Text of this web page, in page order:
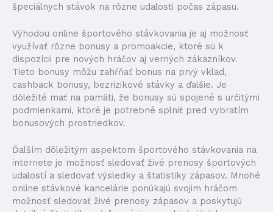
špeciálnych stávok na rôzne udalosti počas zápasu.
Výhodou online športového stávkovania je aj možnosť
využívať rôzne bonusy a promoakcie, ktoré sú k
dispozícii pre nových hráčov aj verných zákazníkov.
Tieto bonusy môžu zahŕňať bonus na prvý vklad,
cashback bonusy, bezrizikové stávky a ďalšie. Je
dôležité mať na pamäti, že bonusy sú spojené s určitými
podmienkami, ktoré je potrebné splniť pred vybratím
bonusových prostriedkov.
Ďalším dôležitým aspektom športového stávkovania na
internete je možnosť sledovať živé prenosy športových
udalostí a sledovať výsledky a štatistiky zápasov. Mnohé
online stávkové kancelárie ponúkajú svojim hráčom
možnosť sledovať živé prenosy zápasov a poskytujú